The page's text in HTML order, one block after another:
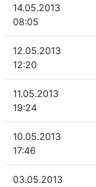
14.05.2013
08:05
12.05.2013
12:20
11.05.2013
19:24
10.05.2013
17:46
03.05.2013